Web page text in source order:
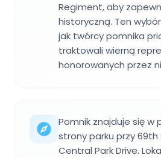
Regiment, aby
historyczną. Ten
jak twórcy pomnika
traktowali wierną
honorowanych przez
Pomnik znajduje się w
strony parku przy
Central Park Drive.